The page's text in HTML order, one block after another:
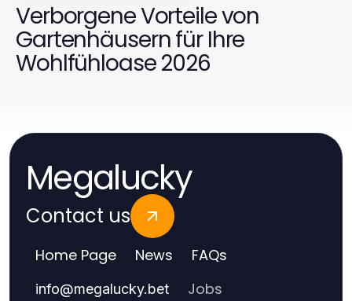
Verborgene Vorteile von
Gartenhäusern für Ihre
Wohlfühloase 2026
Megalucky
Contact us
Home Page News FAQs
info@megalucky.bet Jobs